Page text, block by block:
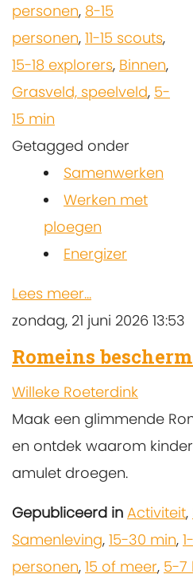
personen, 8-15
personen, 11-15 scouts,
15-18 explorers, Binnen,
Grasveld, speelveld, 5-
15 min
Getagged onder
Samenwerken
Werken met
ploegen
Energizer
Lees meer...
zondag, 21 juni 2026 13:53
Romeins
Willeke Roeterdink
Maak een glimmende
en ontdek waarom
amulet droegen.
Gepubliceerd in Activiteit,
Samenleving, 15-30 min,
personen, 15 of meer, 5-7